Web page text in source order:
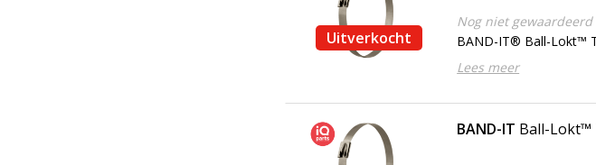
Uitverkocht
Nog niet gewaardeerd
BAND-IT® Ball-Lokt™
Lees meer
BAND-IT Ball-Lokt™